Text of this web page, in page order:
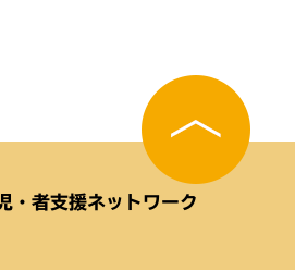
・者支援ネットワーク